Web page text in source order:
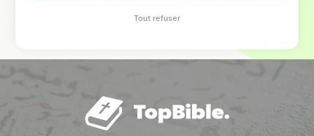
Tout refuser